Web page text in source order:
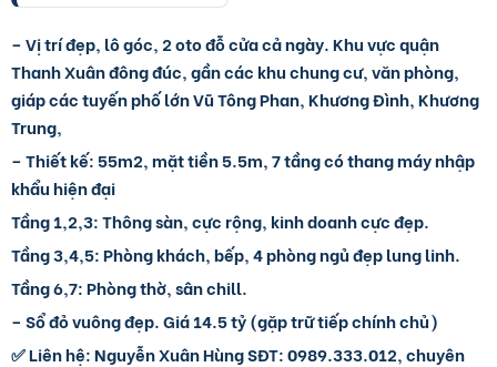
– Vị trí đẹp, lô góc, 2 oto đỗ cửa cả ngày. Khu vực quận
Thanh Xuân đông đúc, gần các khu chung cư, văn phòng,
giáp các tuyến phố lớn Vũ Tông Phan, Khương Đình, Khương
Trung,
– Thiết kế: 55m2, mặt tiền 5.5m, 7 tầng có thang máy nhập
khẩu hiện đại
Tầng 1,2,3: Thông sàn, cực rộng, kinh doanh cực đẹp.
Tầng 3,4,5: Phòng khách, bếp, 4 phòng ngủ đẹp lung linh.
Tầng 6,7: Phòng thờ, sân chill.
– Sổ đỏ vuông đẹp. Giá 14.5 tỷ (gặp trữ tiếp chính chủ)
✅ Liên hệ: Nguyễn Xuân Hùng SĐT: 0989.333.012, chuyên